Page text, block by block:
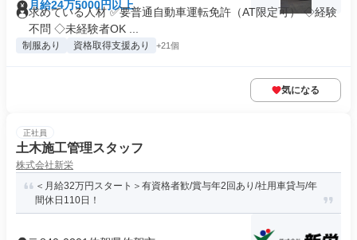
月給24万5000円以上
求めている人材 ✅要普通自動車運転免許（AT限定可） ◇経験
不問 ◇未経験者OK ...
制服あり 資格取得支援あり +21個
気になる
正社員
土木施工管理スタッフ
株式会社新栄
＜月給32万円スタート＞有資格者歓/賞与年2回あり/社用車貸与/年
間休日110日！